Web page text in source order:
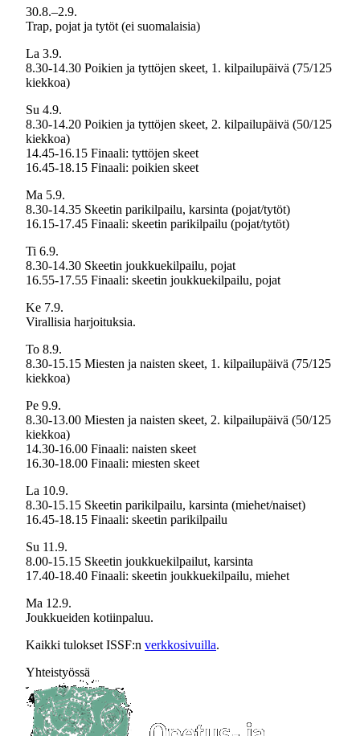
30.8.–2.9.
Trap, pojat ja tytöt (ei suomalaisia)
La 3.9.
8.30-14.30 Poikien ja tyttöjen skeet, 1. kilpailupäivä (75/125
kiekkoa)
Su 4.9.
8.30-14.20 Poikien ja tyttöjen skeet, 2. kilpailupäivä (50/125
kiekkoa)
14.45-16.15 Finaali: tyttöjen skeet
16.45-18.15 Finaali: poikien skeet
Ma 5.9.
8.30-14.35 Skeetin parikilpailu, karsinta (pojat/tytöt)
16.15-17.45 Finaali: skeetin parikilpailu (pojat/tytöt)
Ti 6.9.
8.30-14.30 Skeetin joukkuekilpailu, pojat
16.55-17.55 Finaali: skeetin joukkuekilpailu, pojat
Ke 7.9.
Virallisia harjoituksia.
To 8.9.
8.30-15.15 Miesten ja naisten skeet, 1. kilpailupäivä (75/125
kiekkoa)
Pe 9.9.
8.30-13.00 Miesten ja naisten skeet, 2. kilpailupäivä (50/125
kiekkoa)
14.30-16.00 Finaali: naisten skeet
16.30-18.00 Finaali: miesten skeet
La 10.9.
8.30-15.15 Skeetin parikilpailu, karsinta (miehet/naiset)
16.45-18.15 Finaali: skeetin parikilpailu
Su 11.9.
8.00-15.15 Skeetin joukkuekilpailut, karsinta
17.40-18.40 Finaali: skeetin joukkuekilpailu, miehet
Ma 12.9.
Joukkueiden kotiinpaluu.
Kaikki tulokset ISSF:n verkkosivuilla.
Yhteistyössä